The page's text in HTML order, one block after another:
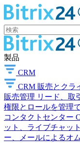
製品
CRM
CRM 販売とクラ
販売管理 リード、取
権限とロールを管理
コンタクトセンター
ット、ライブチャッ
ー、メールによるオ